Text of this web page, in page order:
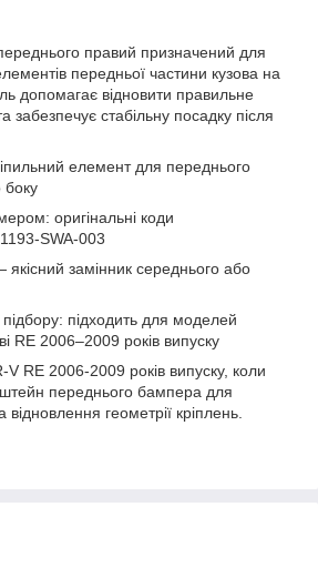
правий призначений для
передньої частини кузова на
допомагає відновити правильне
стабільну посадку після
елемент для переднього
боку
оригінальні коди
SWA-003
якісний замінник середнього або
підходить для моделей
RE 2006–2009 років випуску
V RE 2006-2009 років випуску, коли
переднього бампера для
відновлення геометрії кріплень.